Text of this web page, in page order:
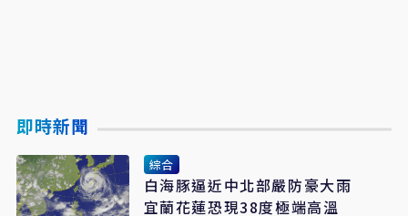
即時新聞
綜合
白海豚逼近中北部嚴防豪大雨
宜蘭花蓮恐現38度極端高溫